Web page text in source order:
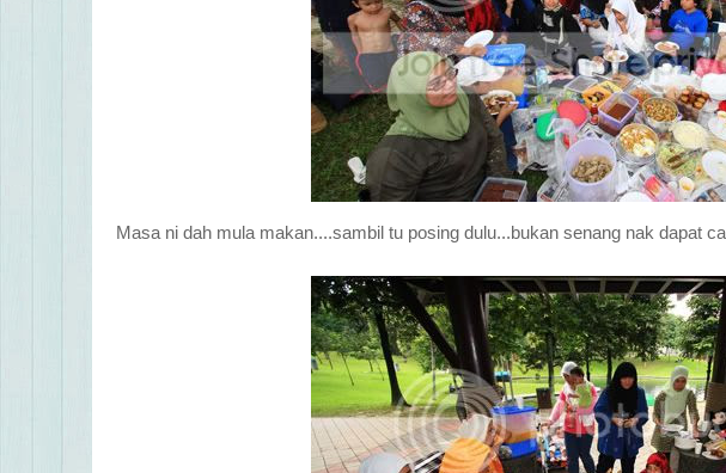
Masa ni dah mula makan....sambil tu posing dulu...bukan senang nak dapat